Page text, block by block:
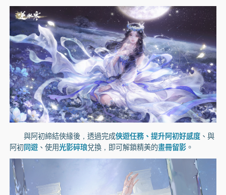
與阿初締結俠緣後，透過完成俠遊任務、提升阿初好感度、與
阿初同遊、使用光影碎琅兌換，即可解鎖精美的畫冊留影。